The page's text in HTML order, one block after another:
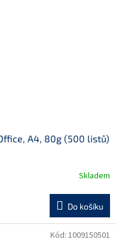
A4, 80g (500 listů)
Skladem
Do košíku
Kód: 1009150501